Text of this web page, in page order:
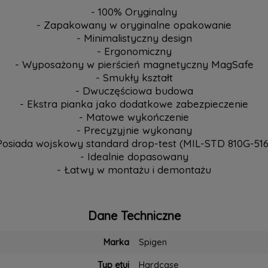
- 100% Oryginalny
- Zapakowany w oryginalne opakowanie
- Minimalistyczny design
- Ergonomiczny
- Wyposażony w pierścień magnetyczny MagSafe
- Smukły kształt
- Dwuczęściowa budowa
- Ekstra pianka jako dodatkowe zabezpieczenie
- Matowe wykończenie
- Precyzyjnie wykonany
wojskowy standard drop-test (MIL-STD 810G-
- Idealnie dopasowany
- Łatwy w montażu i demontażu
Dane Techniczne
Marka
Spigen
Typ etui
Hardcase